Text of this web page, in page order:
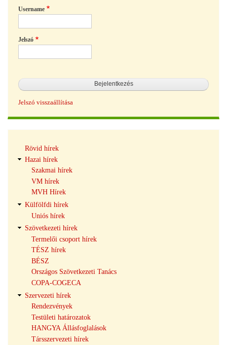
Username
Jelszó
Jelszó visszaállítása
navigáció
Rövid hírek
Hazai hírek
Szakmai hírek
VM hírek
MVH Hírek
Külfölfdi hírek
Uniós hírek
Szövetkezeti hírek
Termelői csoport hírek
TÉSZ hírek
BÉSZ
Országos Szövetkezeti Tanács
COPA-COGECA
Szervezeti hírek
Rendezvények
Testületi határozatok
HANGYA Állásfoglalások
Társszervezeti hírek